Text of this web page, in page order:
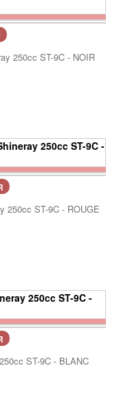
250cc ST-9C - NOIR
250cc ST-9C - ROUGE
ST-9C - BLANC